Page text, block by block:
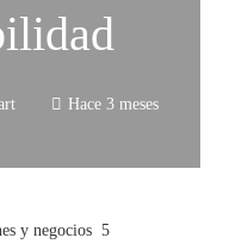
Hace 3 meses
y negocios